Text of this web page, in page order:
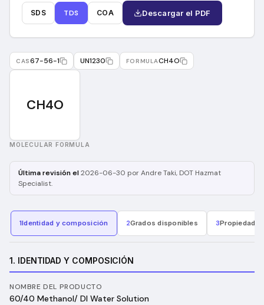
SDS TDS COA Descargar el PDF
CAS67-56-1 UN1230 FORMULACH4O
CH4O
MOLECULAR FORMULA
Última revisión el2026-06-30 por Andre Taki, DOT Hazmat
Specialist.
1Identidad y composición 2Grados disponibles 3
1. IDENTIDAD Y COMPOSICIÓN
NOMBRE DEL PRODUCTO
60/40 Methanol/ DI Water Solution